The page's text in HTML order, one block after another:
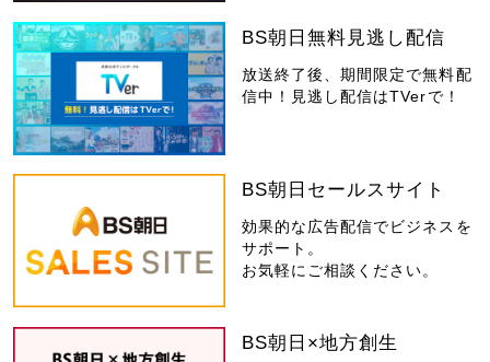
BS朝日無料見逃し配信
放送終了後、期間限定で無料配
信中！見逃し配信はTVerで！
BS朝日セールスサイト
効果的な広告配信でビジネスを
サポート。
お気軽にご相談ください。
BS朝日×地方創生